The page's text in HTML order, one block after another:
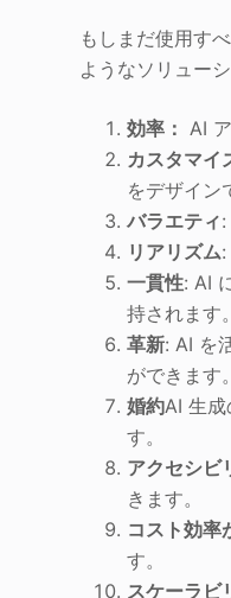
もしまだ使用す
ようなソリュー
効率： AI
カスタマイ
をデザイン
バラエティ
リアリズム
一貫性: AI
持されます。
革新: AI を
ができます。
婚約AI 生
す。
アクセシビ
きます。
コスト効率
す。
スケーラビ